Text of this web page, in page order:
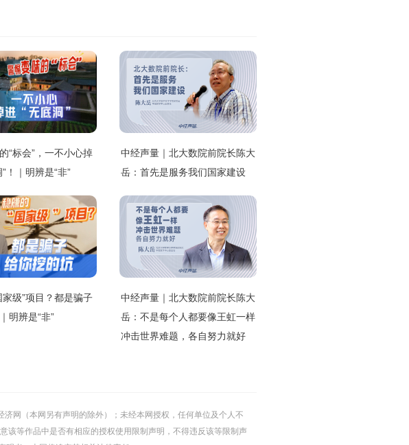
“标会”，一不小心掉
！｜明辨是“非”
中经声量｜北大数院前院长陈大
岳：首先是服务我们国家建设
家级”项目？都是骗子
明辨是“非”
中经声量｜北大数院前院长陈大
岳：不是每个人都要像王虹一样
冲击世界难题，各自努力就好
网（本网另有声明的除外）；未经本网授权，任何单位及个人不
该等作品中是否有相应的授权使用限制声明，不得违反该等限制声